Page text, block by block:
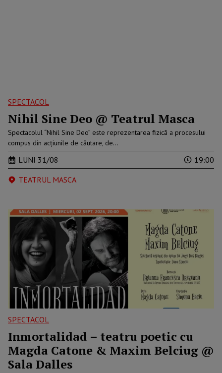
SPECTACOL
Nihil Sine Deo @ Teatrul Masca
Spectacolul “Nihil Sine Deo” este reprezentarea fizică a procesului
compus din acțiunile de căutare, de…
LUNI 31/08
19:00
TEATRUL MASCA
SPECTACOL
Inmortalidad – teatru poetic cu
Magda Catone & Maxim Belciug @
Sala Dalles